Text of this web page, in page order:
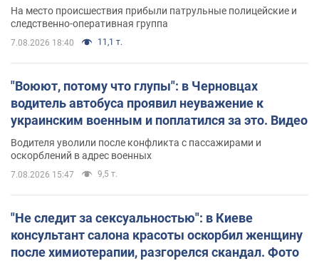
На место происшествия прибыли патрульные полицейские и
следственно-оперативная группа
7.08.2026 18:40 11,1 т.
"Воюют, потому что глупы": в Черновцах
водитель автобуса проявил неуважение к
украинским военным и поплатился за это. Видео
Водителя уволили после конфликта с пассажирами и
оскорблений в адрес военных
7.08.2026 15:47 9,5 т.
"Не следит за сексуальностью": в Киеве
консультант салона красоты оскорбил женщину
после химиотерапии, разгорелся скандал. Фото